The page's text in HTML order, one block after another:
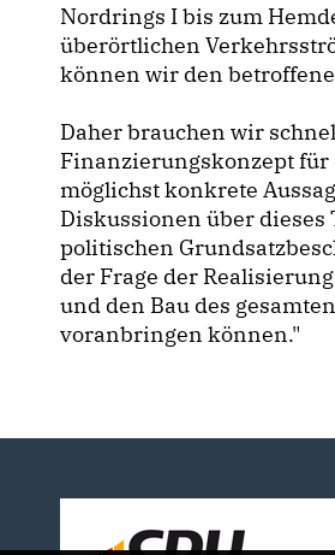
Nordrings I bis zum
überörtlichen
können wir den
Daher brauchen wir
Finanzierungskonzept für
möglichst konkrete
Diskussionen über dieses
politischen
der Frage der
und den Bau des
voranbringen können."